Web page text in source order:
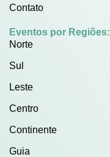
Contato
Eventos por Regiões:
Norte
Sul
Leste
Centro
Continente
Guia